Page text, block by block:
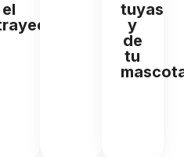
el
tuyas
y
de
tu